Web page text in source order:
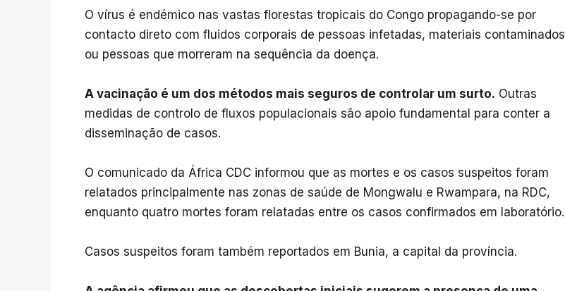
O vírus é endémico nas vastas florestas tropicais do Congo propagando-se por
contacto direto com fluidos corporais de pessoas infetadas, materiais contaminados
ou pessoas que morreram na sequência da doença.
A vacinação é um dos métodos mais seguros de controlar um surto. Outras
medidas de controlo de fluxos populacionais são apoio fundamental para conter a
disseminação de casos.
O comunicado da África CDC informou que as mortes e os casos suspeitos foram
relatados principalmente nas zonas de saúde de Mongwalu e Rwampara, na RDC,
enquanto quatro mortes foram relatadas entre os casos confirmados em laboratório.
Casos suspeitos foram também reportados em Bunia, a capital da província.